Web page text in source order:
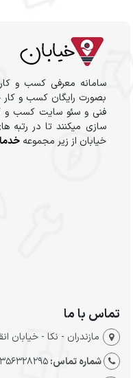
سامانه معرفی کسب و
بصورت رایگان کسب و کار
فنی و سئو سایت کسب و
سازی میکنند تا در رتبه
خیابان از زیر مجموعه
تماس با ما
مازندران - نکا - خیابان
شماره تماس:- 01191014913